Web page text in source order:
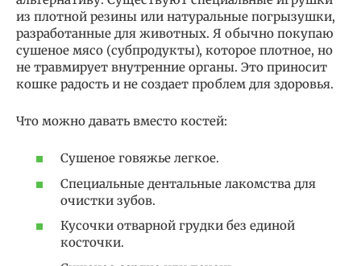
из плотной резины или натуральные погрызушки,
разработанные для животных. Я обычно покупаю
сушеное мясо (субпродукты), которое плотное, но
не травмирует внутренние органы. Это приносит
кошке радость и не создает проблем для здоровья.
Что можно давать вместо костей:
Сушеное говяжье легкое.
Специальные дентальные лакомства для
очистки зубов.
Кусочки отварной грудки без единой
косточки.